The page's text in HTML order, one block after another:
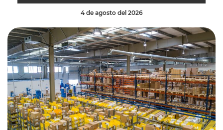
4 de agosto del 2026